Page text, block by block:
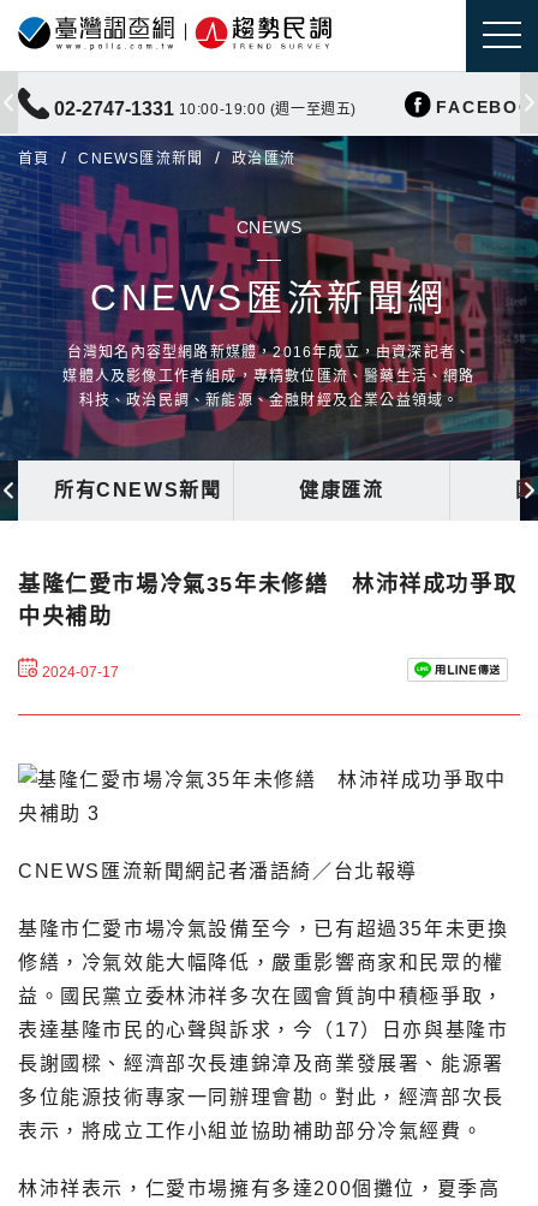
02-2747-1331 10:00-19:00 (週一至週五)
首頁 CNEWS匯流新聞 政治匯流
CNEWS
CNEWS匯流新聞網
台灣知名內容型網路新媒體，2016年成立，由資深記者、
媒體人及影像工作者組成，專精數位匯流、醫藥生活、網路
科技、政治民調、新能源、金融財經及企業公益領域。
所有CNEWS新聞 健康匯流
基隆仁愛市場冷氣35年未修繕 林沛祥成功爭取
中央補助
2024-07-17
CNEWS匯流新聞網記者潘語綺／台北報導
基隆市仁愛市場冷氣設備至今，已有超過35年未更換
修繕，冷氣效能大幅降低，嚴重影響商家和民眾的權
益。國民黨立委林沛祥多次在國會質詢中積極爭取，
表達基隆市民的心聲與訴求，今（17）日亦與基隆市
長謝國樑、經濟部次長連錦漳及商業發展署、能源署
多位能源技術專家一同辦理會勘。對此，經濟部次長
表示，將成立工作小組並協助補助部分冷氣經費。
林沛祥表示，仁愛市場擁有多達200個攤位，夏季高